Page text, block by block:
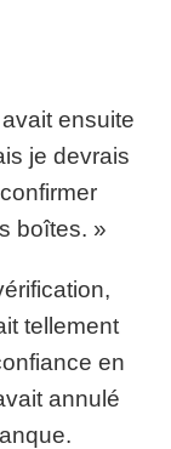
ensuite
je devrais
boîtes. »
tellement
en
annulé